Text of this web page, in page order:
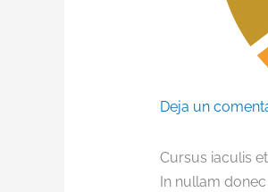
Deja un
Cursus iaculis
In nullam